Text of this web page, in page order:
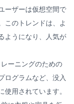
ーザーは仮想空間で
このトレンドは、よ
ようになり、人気が
ーニングのための
ログラムなど、没入
用されています。